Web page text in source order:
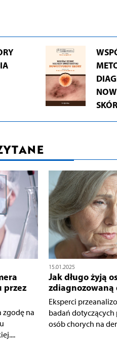
przez
zgodę na
15.01.2025
Jak długo żyją
zdiagnozowaną
Eksperci
badań dotyczących
osób chorych na